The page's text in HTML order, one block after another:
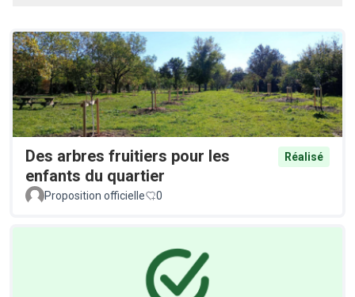
Des arbres fruitiers pour les
enfants du quartier
Réalisé
Proposition officielle 0